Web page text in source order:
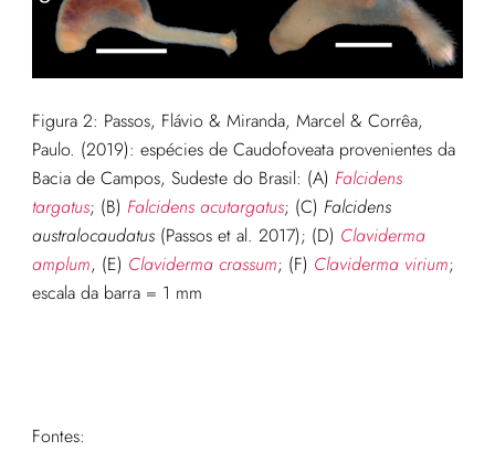
Figura 2: Passos, Flávio & Miranda, Marcel & Corrêa,
Paulo. (2019): espécies de Caudofoveata provenientes da
Bacia de Campos, Sudeste do Brasil: (A) Falcidens
targatus; (B) Falcidens acutargatus; (C) Falcidens
australocaudatus(Passos et al. 2017); (D) Claviderma
amplum, (E) Claviderma crassum; (F) Claviderma virium;
escala da barra = 1 mm
Fontes: